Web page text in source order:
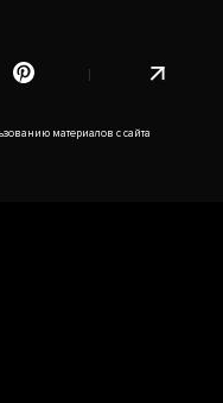
материалов с сайта